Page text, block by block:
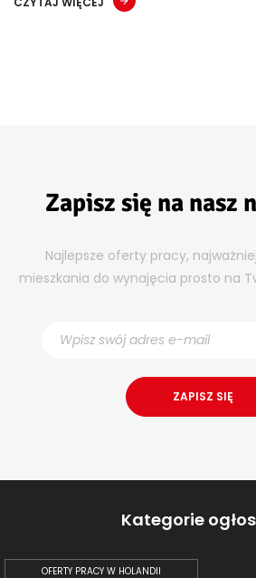
Zapisz się na nasz
Najlepsze oferty pracy,
mieszkania do wynajęcia prosto na
Kategorie
OFERTY PRACY W HOLANDII